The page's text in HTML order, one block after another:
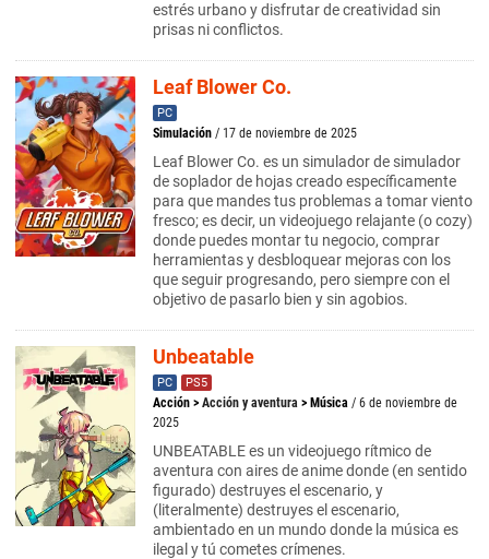
estrés urbano y disfrutar de creatividad sin
prisas ni conflictos.
Leaf Blower Co.
PC
Simulación / 17 de noviembre de 2025
Leaf Blower Co. es un simulador de simulador
de soplador de hojas creado específicamente
para que mandes tus problemas a tomar viento
fresco; es decir, un videojuego relajante (o cozy)
donde puedes montar tu negocio, comprar
herramientas y desbloquear mejoras con los
que seguir progresando, pero siempre con el
objetivo de pasarlo bien y sin agobios.
Unbeatable
PC PS5
Acción > Acción y aventura > Música / 6 de noviembre de
2025
UNBEATABLE es un videojuego rítmico de
aventura con aires de anime donde (en sentido
figurado) destruyes el escenario, y
(literalmente) destruyes el escenario,
ambientado en un mundo donde la música es
ilegal y tú cometes crímenes.